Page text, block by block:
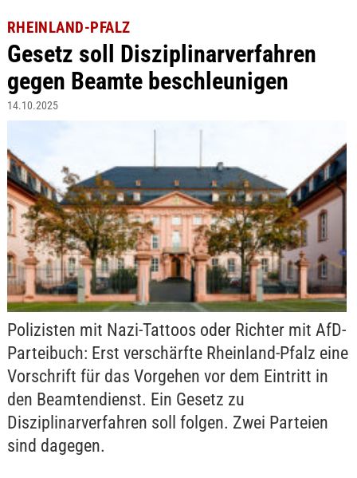
RHEINLAND-PFALZ
Gesetz soll Disziplinarverfahren
gegen Beamte beschleunigen
14.10.2025
Polizisten mit Nazi-Tattoos oder Richter mit AfD-
Parteibuch: Erst verschärfte Rheinland-Pfalz eine
Vorschrift für das Vorgehen vor dem Eintritt in
den Beamtendienst. Ein Gesetz zu
Disziplinarverfahren soll folgen. Zwei Parteien
sind dagegen.